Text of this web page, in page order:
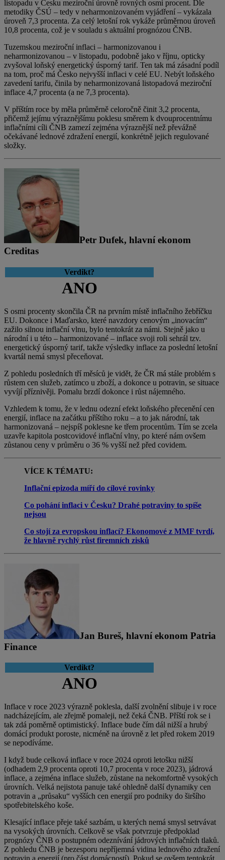
listopadu v Česku meziroční úrovně rovných osmi procent. Dle
metodiky ČSÚ – tedy v neharmonizovaném vyjádření – vykázala
úroveň 7,3 procenta. Za celý letošní rok vykáže průměrnou úroveň
10,8 procenta, což je v souladu s aktuální prognózou ČNB.
Tuzemskou meziroční inflaci – harmonizovanou i
neharmonizovanou – v listopadu, podobně jako v říjnu, opticky
zvyšoval loňský energetický úsporný tarif. Ten tak má zásadní podíl
na tom, proč má Česko nejvyšší inflaci v celé EU. Nebýt loňského
zavedení tarifu, činila by neharmonizovaná listopadová meziroční
inflace 4,7 procenta (a ne 7,3 procenta).
V příštím roce by měla průměrně celoročně činit 3,2 procenta,
přičemž jejímu výraznějšímu poklesu směrem k dvouprocentnímu
inflačními cíli ČNB zamezí zejména výraznější než převážně
očekávané lednové zdražení energií, konkrétně jejich regulované
složky.
Petr Dufek, hlavní ekonom
Creditas
Verdikt?
ANO
S osmi procenty skončila ČR na prvním místě inflačního žebříčku
EU. Dokonce i Maďarsko, které navzdory cenovým „inovacím“
zažilo silnou inflační vlnu, bylo tentokrát za námi. Stejně jako u
národní i u této – harmonizované – inflace svoji roli sehrál tzv.
energetický úsporný tarif, takže výsledky inflace za poslední letošní
kvartál nemá smysl přeceňovat.
Z pohledu posledních tří měsíců je vidět, že ČR má stále problém s
růstem cen služeb, zatímco u zboží, a dokonce u potravin, se situace
vyvíjí příznivěji. Pomalu brzdí dokonce i růst nájemného.
Vzhledem k tomu, že v lednu odezní efekt loňského přecenění cen
energií, inflace na začátku příštího roku – a to jak národní, tak
harmonizovaná – nejspíš poklesne ke třem procentům. Tím se zcela
uzavře kapitola postcovidové inflační vlny, po které nám ovšem
zůstanou ceny v průměru o 36 % vyšší než před covidem.
VÍCE K TÉMATU:
Inflační epizoda míří do cílové rovinky
Co pohání inflaci v Česku? Drahé potraviny to spíše
nejsou
Co stojí za evropskou inflací? Ekonomové z MMF tvrdí,
že hlavně rychlý růst firemních zisků
Jan Bureš, hlavní ekonom Patria
Finance
Verdikt?
ANO
Inflace v roce 2023 výrazně poklesla, další zvolnění slibuje i v roce
nadcházejícím, ale zřejmě pomaleji, než čeká ČNB. Příští rok se i
tak zdá poměrně optimistický. Inflace bude čím dál nižší a hrubý
domácí produkt poroste, nicméně na úrovně z let před rokem 2019
se nepodíváme.
I když bude celková inflace v roce 2024 oproti letošku nižší
(odhadem 2,9 procenta oproti 10,7 procenta v roce 2023), jádrová
inflace, a zejména inflace služeb, zůstane na nekomfortně vysokých
úrovních. Velká nejistota panuje také ohledně další dynamiky cen
potravin a „průsaku“ vyšších cen energií pro podniky do širšího
spotřebitelského koše.
Klesající inflace přeje také sazbám, u kterých nemá smysl setrvávat
na vysokých úrovních. Celkově se však potvrzuje předpoklad
prognózy ČNB o postupném odeznívání jádrových inflačních tlaků.
Z pohledu ČNB je bezesporu nepříjemná vidina lednového zdražení